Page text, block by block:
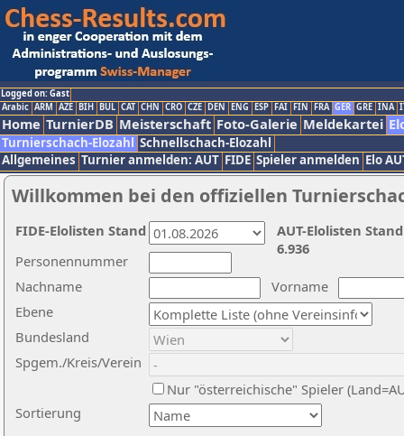
Logged on: Gast
Arabic ARM AZE BIH BUL CAT CHN CRO CZE DEN ENG ESP FAI FIN FRA GER GRE INA
Home TurnierDB Meisterschaft Foto-Galerie Meldekartei
Turnierschach-Elozahl Schnellschach-Elozahl
Allgemeines Turnier anmelden: AUT FIDE Spieler anmelden Elo
Willkommen bei den offiziellen
Nachname
Vorname
Ebene
Sortierung
Personennummer
Bundesland
Spgem./Kreis/Verein
Nur "österreichische" Spieler
AUT-Elolisten
6.936
FIDE-Elolisten Stand